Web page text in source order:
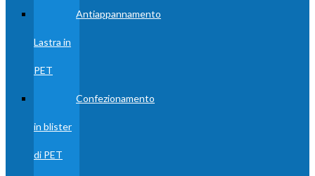
Antiappannamento
Lastra in
PET
Confezionamento
in blister
di PET